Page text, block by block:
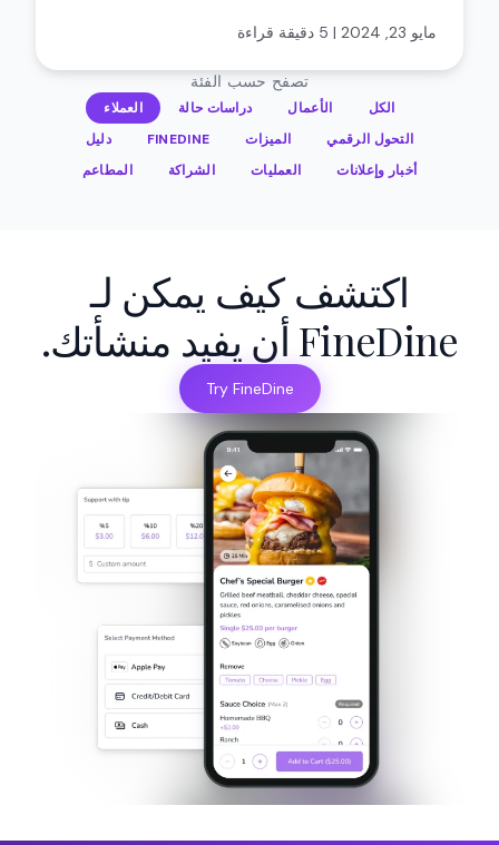
مايو 23, 2024 | 5 دقيقة قراءة
تصفح حسب الفئة
الكل الأعمال دراسات حالة
العملاء
التحول الرقمي
الميزات FINEDINE
دليل
أخبار وإعلانات
العمليات الشراكة المطاعم
اكتشف كيف يمكن لـ
FineDine أن يفيد منشأتك.
Try FineDine